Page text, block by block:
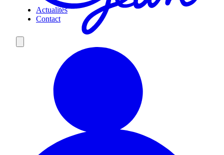
Actualités
Contact